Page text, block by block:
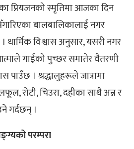
प्रियजनको स्मृतिमा आजका दिन
बालबालिकालाई नगर
धार्मिक विश्वास अनुसार, यसरी नगर
गाईको पुच्छर समातेर वैतरणी
पाउँछ । श्रद्धालुहरूले जात्रामा
रोटी, चिउरा, दहीका साथै अन्न र
गर्दछन् ।
परम्परा